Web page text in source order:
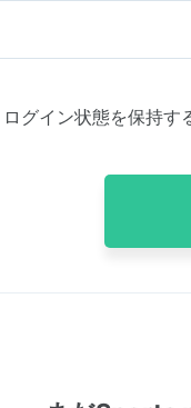
ログイン状態を保持す